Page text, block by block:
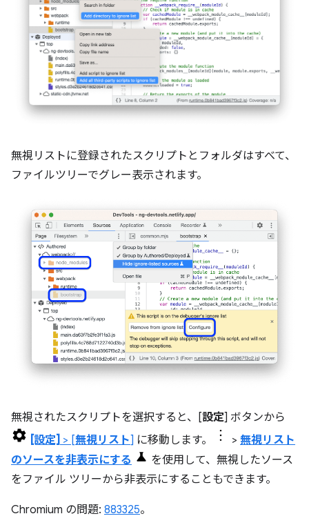
無視リストに登録されたスクリプトとフォルダはすべて、
ファイルツリーでグレー表示されます。
無視されたスクリプトを選択すると、[設定] ボタンから
[設定] > [無視リスト] に移動します。 > 無視リスト
のソースを非表示にする
を使用して、無視したソース
をファイル ツリーから非表示にすることもできます。
Chromium の問題: 883325。